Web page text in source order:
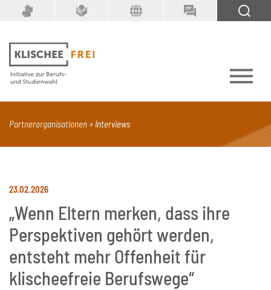
Suchbegriff
PDF Seite mit Video Alle Dokumenttypen
Partnerorganisationen Interviews
23.02.2026
„Wenn Eltern merken, dass ihre
Perspektiven gehört werden,
entsteht mehr Offenheit für
klischeefreie Berufswege“